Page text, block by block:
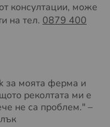
консултации, може
на тел. 0879 400
за моята ферма и
реколтата ми е
не са проблем." –